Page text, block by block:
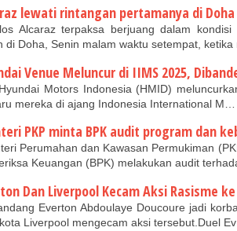
lewati rintangan pertamanya di Doha
Alcaraz terpaksa berjuang dalam
di Doha, Senin malam waktu setempat,
Venue Meluncur di IIMS 2025,
Motors Indonesia (HMID)
mereka di ajang Indonesia International M…
PKP minta BPK audit program dan
Perumahan dan Kawasan Permukiman
Keuangan (BPK) melakukan audit
Dan Liverpool Kecam Aksi Rasisme
Everton Abdoulaye Doucoure jadi
Liverpool mengecam aksi tersebut.Duel